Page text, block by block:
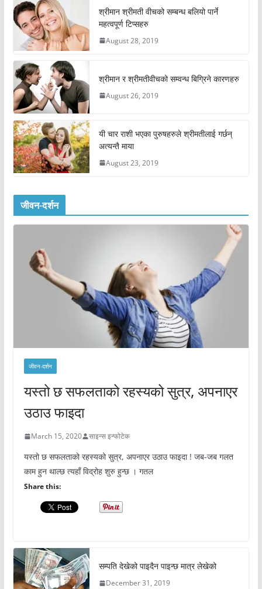
श्रीमान श्रीमती वीचको सम्बन्ध बलियो पार्ने
महत्वपूर्ण टिप्सहरु
August 28, 2019
श्रीमान र श्रीमतीवीचको सम्वन्ध बिग्रिने कारणहरु
August 26, 2019
यी चार राशी भएका पुरुषहरुले श्रीमतीलाई गर्छन्
अत्यन्तै माया
August 23, 2019
जीवन-दर्शन
जीवन-दर्शन
यस्तो छ सफलताको रहस्यको सुत्र, अपनाएर
उठाउ फाइदा
March 15, 2020 साइन्स इन्फोटेक
यस्तो छ सफलताको रहस्यको सुत्र, अपनाएर उठाउ फाइदा ! जब-जब गलत
काम हुन थाल्छ त्यहाँ विद्रोह शुरु हुन्छ । गतल
Share this:
सम्पति देखेको पाइदैन पाइन्छ मात्र लेखेको
December 31, 2019